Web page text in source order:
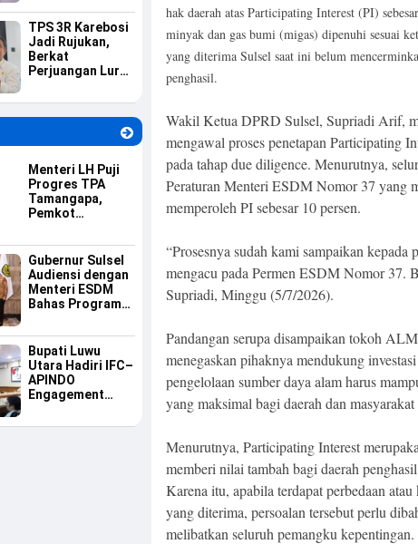
Pemerintahan
Berbasis Digital
TPS 3R Karebosi
Jadi Rujukan,
Berkat
Perjuangan Lurah
Budaya Pilah
Sampah
Menteri LH Puji
Progres TPA
Tamangapa,
Pemkot
Serius Benahi
Sampah
Gubernur Sulsel
Audiensi dengan
Menteri ESDM
Bahas Program
Kebutuhan BBM
Kepulauan
Bupati Luwu
Utara Hadiri IFC–
APINDO
Engagement
Investasi dan
hak daerah atas Participating Interest (PI)
minyak dan gas bumi (migas) dipenuhi sesuai
yang diterima Sulsel saat ini belum
penghasil.
Wakil Ketua DPRD Sulsel, Supriadi Arif,
mengawal proses penetapan Participating
pada tahap due diligence. Menurutnya,
Peraturan Menteri ESDM Nomor 37 yang
memperoleh PI sebesar 10 persen.
“Prosesnya sudah kami sampaikan
mengacu pada Permen ESDM Nomor 37.
Supriadi, Minggu (5/7/2026).
Pandangan serupa disampaikan tokoh
menegaskan pihaknya mendukung
pengelolaan sumber daya alam harus
yang maksimal bagi daerah dan
Menurutnya, Participating Interest
memberi nilai tambah bagi daerah
Karena itu, apabila terdapat perbedaan
yang diterima, persoalan tersebut perlu
melibatkan seluruh pemangku kepentingan.